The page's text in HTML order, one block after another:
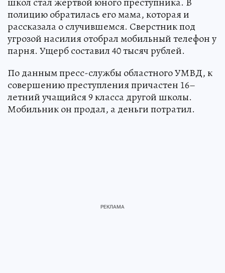
полицию обратилась его мама, которая и
рассказала о случившемся. Сверстник под
угрозой насилия отобрал мобильный телефон у
парня. Ущерб составил 40 тысяч рублей.
По данным пресс-службы областного УМВД, к
совершению преступления причастен 16–
летний учащийся 9 класса другой школы.
Мобильник он продал, а деньги потратил.